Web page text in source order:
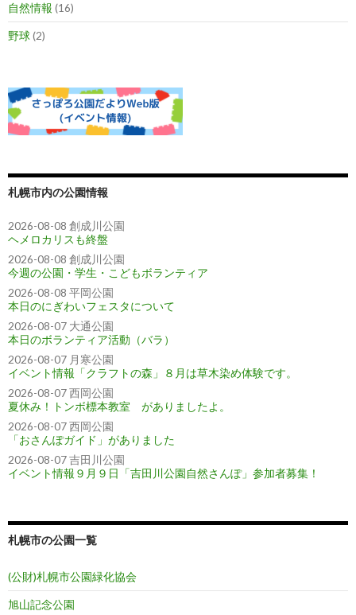
自然情報 (16)
野球(2)
札幌市内の公園情報
2026-08-08 創成川公園
ヘメロカリスも終盤
2026-08-08 創成川公園
今週の公園・学生・こどもボランティア
2026-08-08 平岡公園
本日のにぎわいフェスタについて
2026-08-07 大通公園
本日のボランティア活動（バラ）
2026-08-07 月寒公園
イベント情報「クラフトの森」８月は草木染め体験です。
2026-08-07 西岡公園
夏休み！トンボ標本教室 がありましたよ。
2026-08-07 西岡公園
「おさんぽガイド」がありました
2026-08-07 吉田川公園
イベント情報９月９日「吉田川公園自然さんぽ」参加者募集！
札幌市の公園一覧
(公財)札幌市公園緑化協会
旭山記念公園